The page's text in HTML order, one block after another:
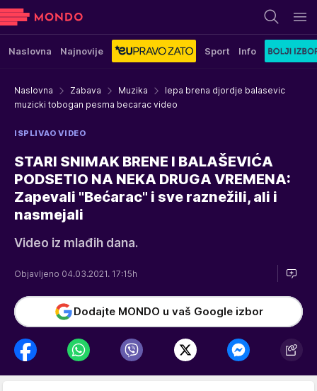
Naslovna Najnovije Sport Info
Naslovna Zabava Muzika
lepa brena djordje balasevic
muzicki tobogan pesma becarac video
ISPLIVAO VIDEO
STARI SNIMAK BRENE I BALAŠEVIĆA
PODSETIO NA NEKA DRUGA VREMENA:
Zapevali "Bećarac" i sve raznežili, ali i
nasmejali
Video iz mlađih dana.
Objavljeno 04.03.2021. 17:15h
Dodajte MONDO u vaš Google izbor